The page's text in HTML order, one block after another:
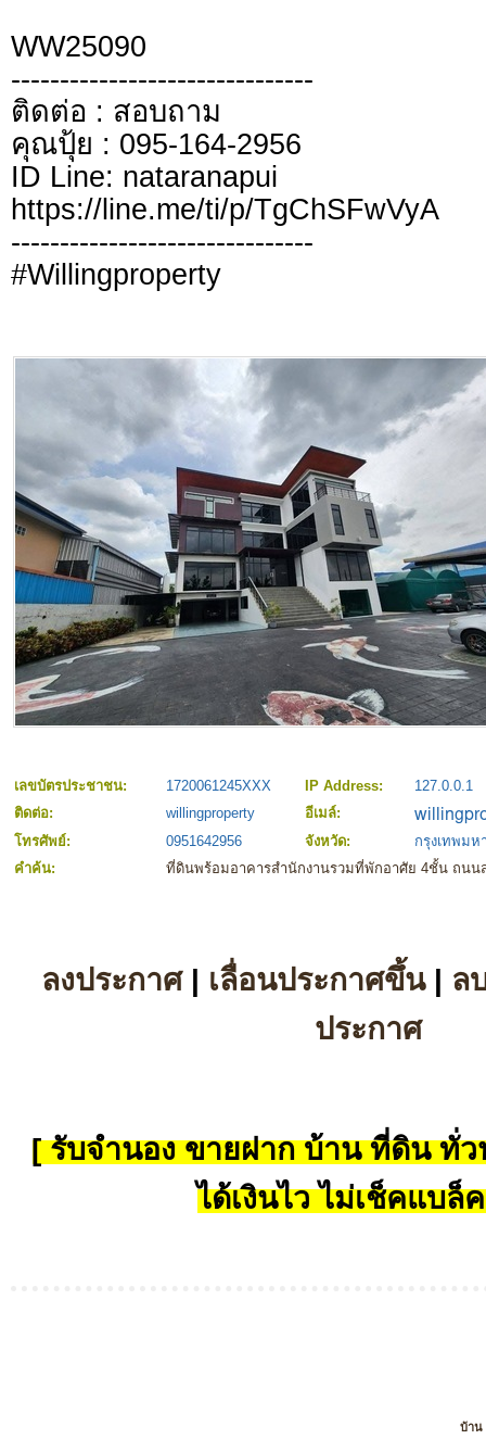
WW25090
-------------------------------
ติดต่อ : สอบถาม
คุณปุ้ย : 095-164-2956
ID Line: nataranapui
https://line.me/ti/p/TgChSFwVyA
-------------------------------
#Willingproperty
เลขบัตรประชาชน: 1720061245XXX IP Address:
127.0.0.1
ติดต่อ:
willingproperty
อีเมล์:
โทรศัพย์:
0951642956 จังหวัด:
กรุงเทพมห
คำค้น:
ที่ดินพร้อมอาคารสำนักงานรวมที่พักอาศัย 4ชั้น ถนน
ลงประกาศ| เลื่อนประกาศขึ้น| ล
ประกาศ
[ รับจำนอง ขายฝาก บ้าน ที่ดิน ทั่ว
ได้เงินไว ไม่เช็คแบล็
บ้าน